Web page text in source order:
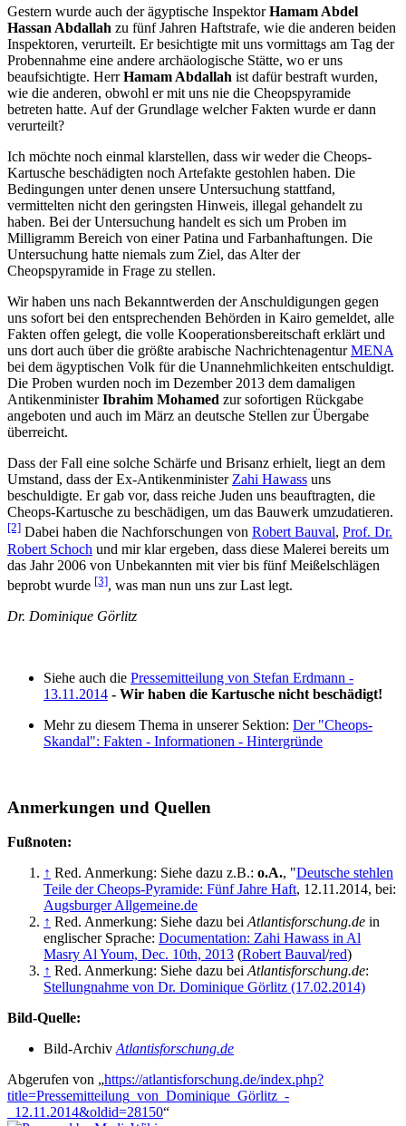
Gestern wurde auch der ägyptische InspektorHamam Abdel
Hassan Abdallah zu fünf Jahren Haftstrafe, wie die anderen beiden
Inspektoren, verurteilt. Er besichtigte mit uns vormittags am Tag der
Probennahme eine andere archäologische Stätte, wo er uns
beaufsichtigte. HerrHamam Abdallah ist dafür bestraft wurden,
wie die anderen, obwohl er mit uns nie die Cheopspyramide
betreten hatte. Auf der Grundlage welcher Fakten wurde er dann
verurteilt?
Ich möchte noch einmal klarstellen, dass wir weder die Cheops-
Kartusche beschädigten noch Artefakte gestohlen haben. Die
Bedingungen unter denen unsere Untersuchung stattfand,
vermittelten nicht den geringsten Hinweis, illegal gehandelt zu
haben. Bei der Untersuchung handelt es sich um Proben im
Milligramm Bereich von einer Patina und Farbanhaftungen. Die
Untersuchung hatte niemals zum Ziel, das Alter der
Cheopspyramide in Frage zu stellen.
Wir haben uns nach Bekanntwerden der Anschuldigungen gegen
uns sofort bei den entsprechenden Behörden in Kairo gemeldet, alle
Fakten offen gelegt, die volle Kooperationsbereitschaft erklärt und
uns dort auch über die größte arabische NachrichtenagenturMENA
bei dem ägyptischen Volk für die Unannehmlichkeiten entschuldigt.
Die Proben wurden noch im Dezember 2013 dem damaligen
AntikenministerIbrahim Mohamed zur sofortigen Rückgabe
angeboten und auch im März an deutsche Stellen zur Übergabe
überreicht.
Dass der Fall eine solche Schärfe und Brisanz erhielt, liegt an dem
Umstand, dass der Ex-Antikenminister Zahi Hawass uns
beschuldigte. Er gab vor, dass reiche Juden uns beauftragten, die
Cheops-Kartusche zu beschädigen, um das Bauwerk umzudatieren.
[2] Dabei haben die Nachforschungen von Robert Bauval, Prof. Dr.
Robert Schoch und mir klar ergeben, dass diese Malerei bereits um
das Jahr 2006 von Unbekannten mit vier bis fünf Meißelschlägen
beprobt wurde [3], was man nun uns zur Last legt.
Dr. Dominique Görlitz
Siehe auch die Pressemitteilung von Stefan Erdmann -
13.11.2014 - Wir haben die Kartusche nicht beschädigt!
Mehr zu diesem Thema in unserer Sektion: Der "Cheops-
Skandal": Fakten - Informationen - Hintergründe
Anmerkungen und Quellen
Fußnoten:
↑ Red. Anmerkung: Siehe dazu z.B.: o.A., "Deutsche stehlen
Teile der Cheops-Pyramide: Fünf Jahre Haft, 12.11.2014, bei:
Augsburger Allgemeine.de
↑ Red. Anmerkung: Siehe dazu beiAtlantisforschung.de in
englischer Sprache: Documentation: Zahi Hawass in Al
Masry Al Youm, Dec. 10th, 2013 (Robert Bauval/red)
↑ Red. Anmerkung: Siehe dazu beiAtlantisforschung.de:
Stellungnahme von Dr. Dominique Görlitz (17.02.2014)
Bild-Quelle:
Bild-ArchivAtlantisforschung.de
Abgerufen von „https://atlantisforschung.de/index.php?
title=Pressemitteilung_von_Dominique_Görlitz_-
_12.11.2014&oldid=28150“